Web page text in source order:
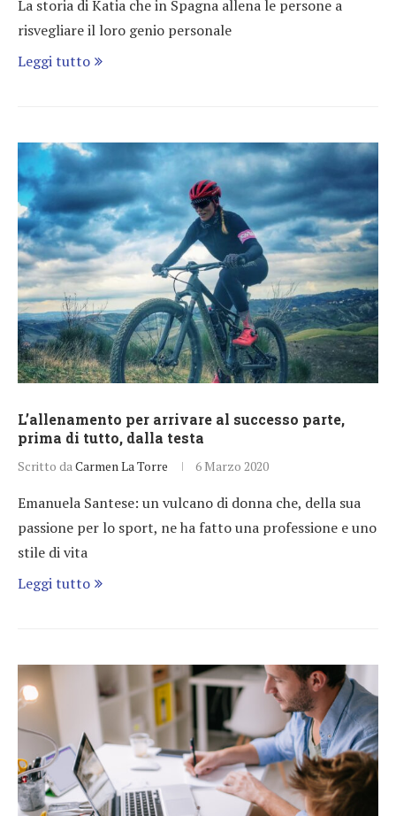
La storia di Katia che in Spagna allena le persone a
risvegliare il loro genio personale
Leggi tutto
L’allenamento per arrivare al successo parte,
prima di tutto, dalla testa
Scritto da Carmen La Torre 6 Marzo 2020
Emanuela Santese: un vulcano di donna che, della sua
passione per lo sport, ne ha fatto una professione e uno
stile di vita
Leggi tutto